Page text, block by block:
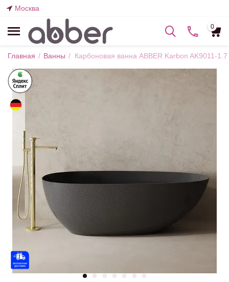
Москва
0
Главная / Ванны / Карбоновая ванна ABBER Karbon AK9011-